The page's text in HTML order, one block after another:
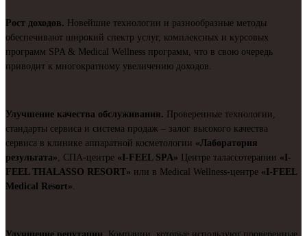
Рост доходов. Новейшие технологии и разнообразные методы
обеспечивают широкий спектр услуг, комплексных и курсовых
программ SPA & Medical Wellness программ, что в свою очередь
приводит к многократному увеличению доходов.
Улучшение качества обслуживания. Проверенные технологии,
стандарты сервиса и система продаж – залог высокого качества
сервиса в клинике аппаратной косметологии «Лаборатория
результата» , СПА-центре «I-FEEL SPA» Центре талассотерапии «I-
FEEL THALASSO RESORT» или в Medical Wellness-центре «I-FEEL
Medical Resort»